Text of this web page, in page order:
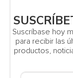
Suscríbase hoy
para recibir las
productos,